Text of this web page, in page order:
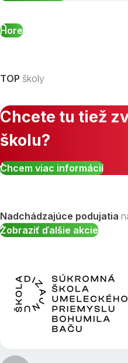
Hore
TOP školy
Chcete tu tiež
školu?
Chcem viac informácií
Nadchádzajúce podujatia
Zobraziť ďalšie akcie